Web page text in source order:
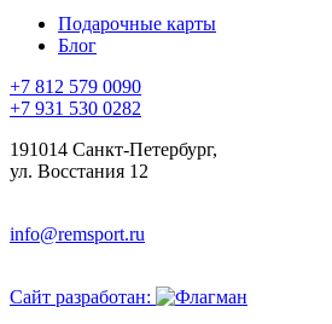
Подарочные карты
Блог
+7 812 579 0090
+7 931 530 0282
191014 Санкт-Петербург,
ул. Восстания 12
info@remsport.ru
Сайт разработан: